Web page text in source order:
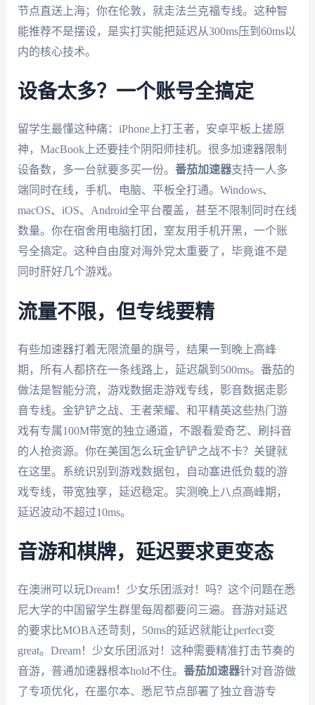
节点直送上海；你在伦敦，就走法兰克福专线。这种智
能推荐不是摆设，是实打实能把延迟从300ms压到60ms以
内的核心技术。
设备太多？一个账号全搞定
留学生最懂这种痛：iPhone上打王者，安卓平板上搓原
神，MacBook上还要挂个阴阳师挂机。很多加速器限制
设备数，多一台就要多买一份。 番茄加速器支持一人多
端同时在线，手机、电脑、平板全打通。Windows、
macOS、iOS、Android全平台覆盖，甚至不限制同时在线
数量。你在宿舍用电脑打团，室友用手机开黑，一个账
号全搞定。这种自由度对海外党太重要了，毕竟谁不是
同时肝好几个游戏。
流量不限，但专线要精
有些加速器打着无限流量的旗号，结果一到晚上高峰
期，所有人都挤在一条线路上，延迟飙到500ms。番茄的
做法是智能分流，游戏数据走游戏专线，影音数据走影
音专线。金铲铲之战、王者荣耀、和平精英这些热门游
戏有专属100M带宽的独立通道，不跟看爱奇艺、刷抖音
的人抢资源。你在美国怎么玩金铲铲之战不卡？关键就
在这里。系统识别到游戏数据包，自动塞进低负载的游
戏专线，带宽独享，延迟稳定。实测晚上八点高峰期，
延迟波动不超过10ms。
音游和棋牌，延迟要求更变态
在澳洲可以玩Dream！少女乐团派对！吗？这个问题在悉
尼大学的中国留学生群里每周都要问三遍。音游对延迟
的要求比MOBA还苛刻，50ms的延迟就能让perfect变
great。Dream！少女乐团派对！这种需要精准打击节奏的
音游，普通加速器根本hold不住。 番茄加速器针对音游做
了专项优化，在墨尔本、悉尼节点部署了独立音游专